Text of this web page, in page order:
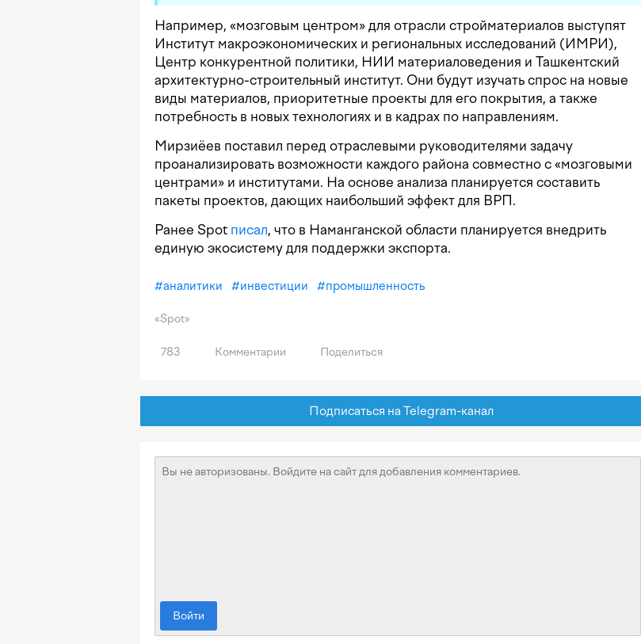
Например, «мозговым центром» для отрасли стройматериалов выступят
Институт макроэкономических и региональных исследований (ИМРИ),
Центр конкурентной политики, НИИ материаловедения и Ташкентский
архитектурно-строительный институт. Они будут изучать спрос на новые
виды материалов, приоритетные проекты для его покрытия, а также
потребность в новых технологиях и в кадрах по направлениям.
Мирзиёев поставил перед отраслевыми руководителями задачу
проанализировать возможности каждого района совместно с «мозговыми
центрами» и институтами. На основе анализа планируется составить
пакеты проектов, дающих наибольший эффект для ВРП.
Ранее Spot писал, что в Наманганской области планируется внедрить
единую экосистему для поддержки экспорта.
#аналитики #инвестиции #промышленность
«Spot»
783 Комментарии Поделиться
Подписаться на Telegram-канал
Войти